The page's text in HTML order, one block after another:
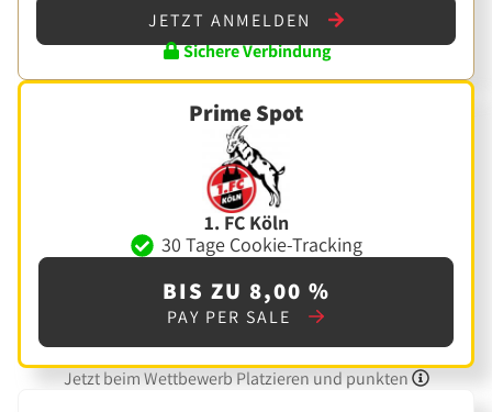
JETZT ANMELDEN
Sichere Verbindung
Prime Spot
1. FC Köln
30 Tage Cookie-Tracking
BIS ZU 8,00 %
PAY PER SALE
Jetzt beim Wettbewerb Platzieren und punkten